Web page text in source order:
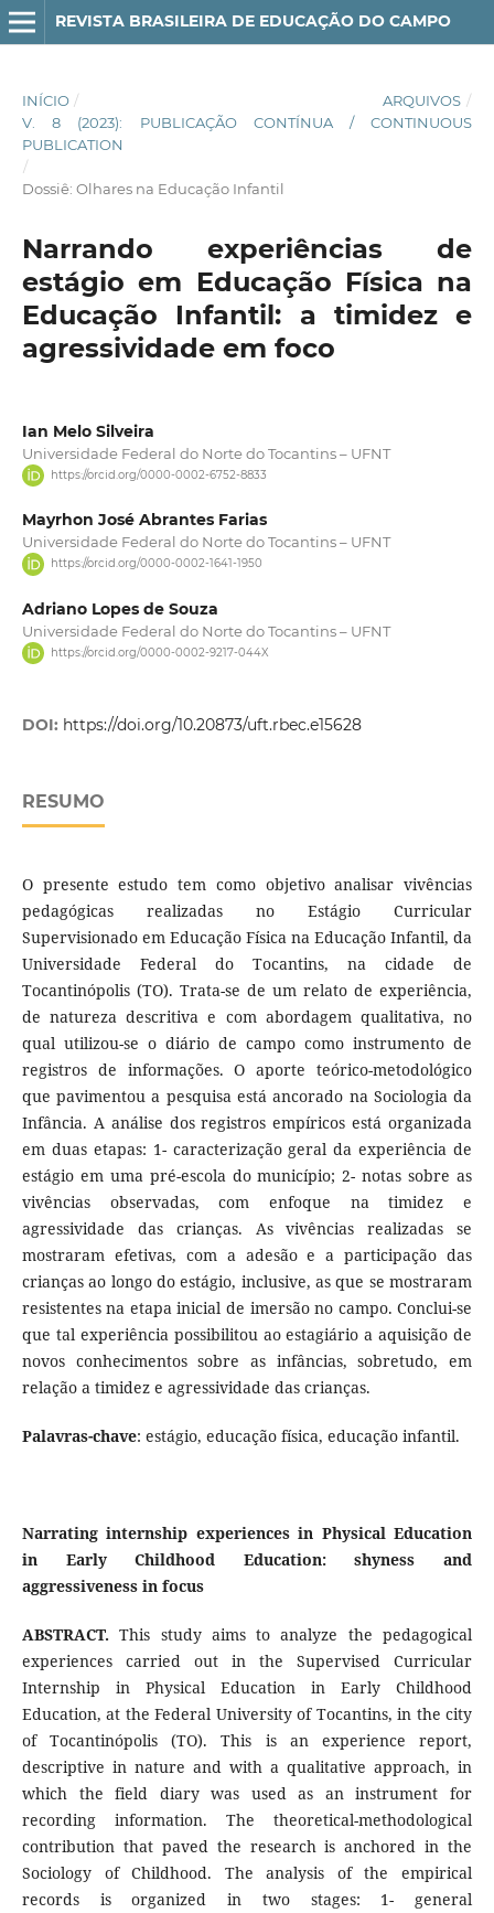
REVISTA BRASILEIRA DE EDUCAÇÃO DO CAMPO
INÍCIO / ARQUIVOS /
V. 8 (2023): PUBLICAÇÃO CONTÍNUA / CONTINUOUS
PUBLICATION
/
Dossiê: Olhares na Educação Infantil
Narrando experiências de
estágio em Educação Física na
Educação Infantil: a timidez e
agressividade em foco
Ian Melo Silveira
Universidade Federal do Norte do Tocantins – UFNT
https://orcid.org/0000-0002-6752-8833
Mayrhon José Abrantes Farias
Universidade Federal do Norte do Tocantins – UFNT
https://orcid.org/0000-0002-1641-1950
Adriano Lopes de Souza
Universidade Federal do Norte do Tocantins – UFNT
https://orcid.org/0000-0002-9217-044X
DOI: https://doi.org/10.20873/uft.rbec.e15628
RESUMO
O presente estudo tem como objetivo analisar vivências
pedagógicas realizadas no Estágio Curricular
Supervisionado em Educação Física na Educação Infantil, da
Universidade Federal do Tocantins, na cidade de
Tocantinópolis (TO). Trata-se de um relato de experiência,
de natureza descritiva e com abordagem qualitativa, no
qual utilizou-se o diário de campo como instrumento de
registros de informações. O aporte teórico-metodológico
que pavimentou a pesquisa está ancorado na Sociologia da
Infância. A análise dos registros empíricos está organizada
em duas etapas: 1- caracterização geral da experiência de
estágio em uma pré-escola do município; 2- notas sobre as
vivências observadas, com enfoque na timidez e
agressividade das crianças. As vivências realizadas se
mostraram efetivas, com a adesão e a participação das
crianças ao longo do estágio, inclusive, as que se mostraram
resistentes na etapa inicial de imersão no campo. Conclui-se
que tal experiência possibilitou ao estagiário a aquisição de
novos conhecimentos sobre as infâncias, sobretudo, em
relação a timidez e agressividade das crianças.
Palavras-chave: estágio, educação física, educação infantil.
Narrating internship experiences in Physical Education
in Early Childhood Education: shyness and
aggressiveness in focus
ABSTRACT.This study aims to analyze the pedagogical
experiences carried out in the Supervised Curricular
Internship in Physical Education in Early Childhood
Education, at the Federal University of Tocantins, in the city
of Tocantinópolis (TO). This is an experience report,
descriptive in nature and with a qualitative approach, in
which the field diary was used as an instrument for
recording information. The theoretical-methodological
contribution that paved the research is anchored in the
Sociology of Childhood. The analysis of the empirical
records is organized in two stages: 1- general